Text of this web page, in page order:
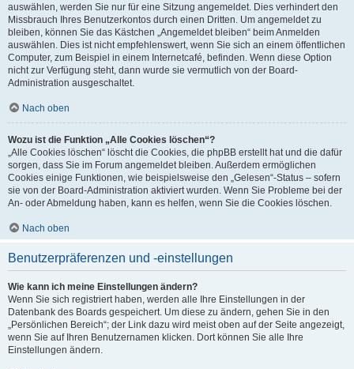
auswählen, werden Sie nur für eine Sitzung angemeldet. Dies verhindert den
Missbrauch Ihres Benutzerkontos durch einen Dritten. Um angemeldet zu
bleiben, können Sie das Kästchen „Angemeldet bleiben“ beim Anmelden
auswählen. Dies ist nicht empfehlenswert, wenn Sie sich an einem öffentlichen
Computer, zum Beispiel in einem Internetcafé, befinden. Wenn diese Option
nicht zur Verfügung steht, dann wurde sie vermutlich von der Board-
Administration ausgeschaltet.
Nach oben
Wozu ist die Funktion „Alle Cookies löschen“?
„Alle Cookies löschen“ löscht die Cookies, die phpBB erstellt hat und die dafür
sorgen, dass Sie im Forum angemeldet bleiben. Außerdem ermöglichen
Cookies einige Funktionen, wie beispielsweise den „Gelesen“-Status – sofern
sie von der Board-Administration aktiviert wurden. Wenn Sie Probleme bei der
An- oder Abmeldung haben, kann es helfen, wenn Sie die Cookies löschen.
Nach oben
Benutzerpräferenzen und -einstellungen
Wie kann ich meine Einstellungen ändern?
Wenn Sie sich registriert haben, werden alle Ihre Einstellungen in der
Datenbank des Boards gespeichert. Um diese zu ändern, gehen Sie in den
„Persönlichen Bereich“; der Link dazu wird meist oben auf der Seite angezeigt,
wenn Sie auf Ihren Benutzernamen klicken. Dort können Sie alle Ihre
Einstellungen ändern.